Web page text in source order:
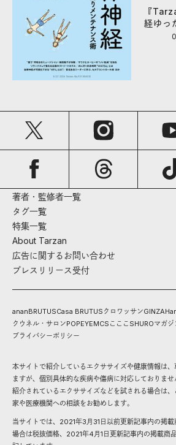
『
経ゆっ
著者・監修者一覧
タグ一覧
特集一覧
About Tarzan
広告に関するお問い合わせ
プレスリリース受付
ananBRUTUSCasa BRUTUS クロワッサンGINZA
クウネル・サロンPOPEYEMCS こここ SHUROマガジ
プライバシーポリシー
本サイトで紹介しているエクササイズや健康情報は
ますが、個別具体的な疾病や傷病に対応しておりませ
紹介されているエクササイズなどを試される場合は
家や医療機関への相談をお勧めします。
当サイトでは、2021年3月31日以前更新記事内の掲
場合は税抜価格、2021年4月1日更新記事内の掲載商